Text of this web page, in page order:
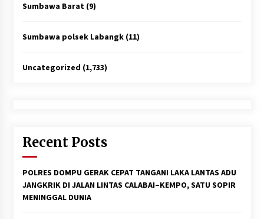
Sumbawa Barat(9)
Sumbawa polsek Labangk(11)
Uncategorized (1,733)
Recent Posts
POLRES DOMPU GERAK CEPAT TANGANI LAKA LANTAS ADU
JANGKRIK DI JALAN LINTAS CALABAI–KEMPO, SATU SOPIR
MENINGGAL DUNIA